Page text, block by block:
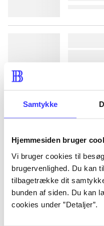
Samtykke
Hjemmesiden bruger
Vi bruger cookies til
brugervenlighed. Du kan
tilbagetrække dit
bunden af siden. Du kan
cookies under ”Detaljer”.